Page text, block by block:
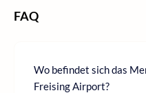
FAQ
Wo befindet sich das
Freising Airport?